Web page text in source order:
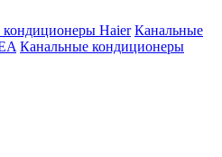
Haier Канальные
Канальные кондиционеры